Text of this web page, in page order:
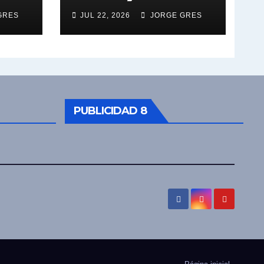
JUL 22, 2026 JORGE GRES
PUBLICIDAD 8